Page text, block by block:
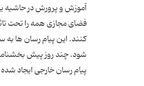
آموزش و پرورش در حاشیه
فضای مجازی همه را تحت
کنند. این پیام رسان ها
شود. چند روز پیش
پیام رسان خارجی ایجاد